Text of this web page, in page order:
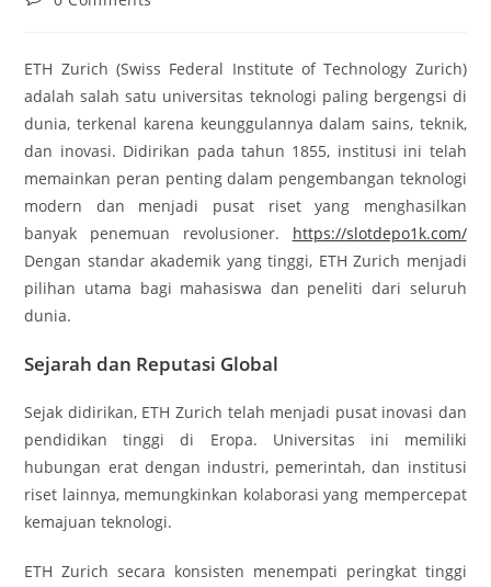
ETH Zurich (Swiss Federal Institute of Technology Zurich)
adalah salah satu universitas teknologi paling bergengsi di
dunia, terkenal karena keunggulannya dalam sains, teknik,
dan inovasi. Didirikan pada tahun 1855, institusi ini telah
memainkan peran penting dalam pengembangan teknologi
modern dan menjadi pusat riset yang menghasilkan
banyak penemuan revolusioner. https://slotdepo1k.com/
Dengan standar akademik yang tinggi, ETH Zurich menjadi
pilihan utama bagi mahasiswa dan peneliti dari seluruh
dunia.
Sejarah dan Reputasi Global
Sejak didirikan, ETH Zurich telah menjadi pusat inovasi dan
pendidikan tinggi di Eropa. Universitas ini memiliki
hubungan erat dengan industri, pemerintah, dan institusi
riset lainnya, memungkinkan kolaborasi yang mempercepat
kemajuan teknologi.
ETH Zurich secara konsisten menempati peringkat tinggi